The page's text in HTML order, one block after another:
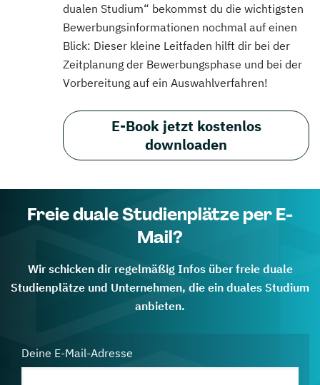
dualen Studium“ bekommst du die wichtigsten
Bewerbungsinformationen nochmal auf einen
Blick: Dieser kleine Leitfaden hilft dir bei der
Zeitplanung der Bewerbungsphase und bei der
Vorbereitung auf ein Auswahlverfahren!
E-Book jetzt kostenlos
downloaden
Freie duale Studienplätze per E-
Mail?
Wir schicken dir regelmäßig Infos über freie duale
Studienplätze und Unternehmen, die ein duales Studium
anbieten.
Deine E-Mail-Adresse